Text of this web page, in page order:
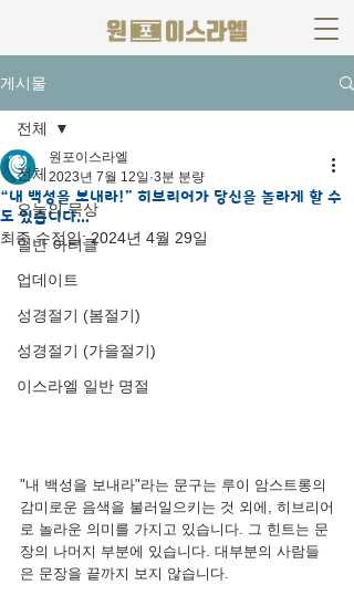
게시물
전체
오늘의 묵상
일반 아티클
업데이트
성경절기 (봄절기)
성경절기 (가을절기)
이스라엘 일반 명절
전체
“내 백성을 보내라!” 히브리어가 당신을 놀라게 할 수
도 있습니다…
원포이스라엘
2023년 7월 12일 3분 분량
최종 수정일:2024년 4월 29일
"내 백성을 보내라"라는 문구는 루이 암스트롱의
감미로운 음색을 불러일으키는 것 외에, 히브리어
로 놀라운 의미를 가지고 있습니다. 그 힌트는 문
장의 나머지 부분에 있습니다. 대부분의 사람들
은 문장을 끝까지 보지 않습니다.